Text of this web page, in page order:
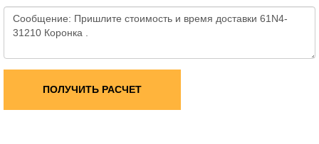
ПОЛУЧИТЬ РАСЧЕТ